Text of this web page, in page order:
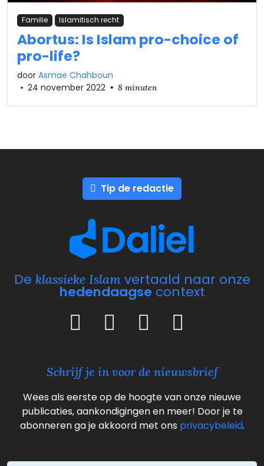
Familie Islamitisch recht
Abortus: Is Islam pro-choice of
pro-life?
door Asmae Chahboun
• 24 november 2022 • 8 minuten
Tip de redactie
De klassieke Islamvertaald naar onze
hedendaagse context
Schrijf je in voor de nieuwsbrief
Wees als eerste op de hoogte van onze nieuwe
publicaties, aankondigingen en meer! Door je te
abonneren ga je akkoord met ons privacybeleid.